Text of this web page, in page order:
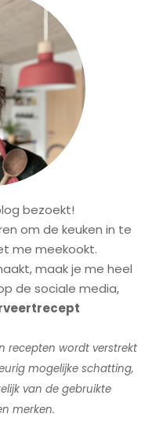
bezoekt!
om de keuken in te
me meekookt.
maak je me heel
de sociale media,
recepten wordt verstrekt
mogelijke schatting,
van de gebruikte
merken.